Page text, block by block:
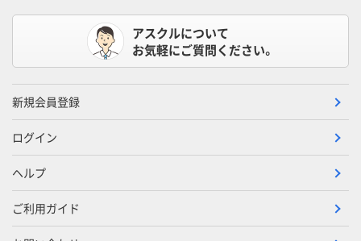
アスクルについて
お気軽にご質問ください。
新規会員登録
ログイン
ヘルプ
ご利用ガイド